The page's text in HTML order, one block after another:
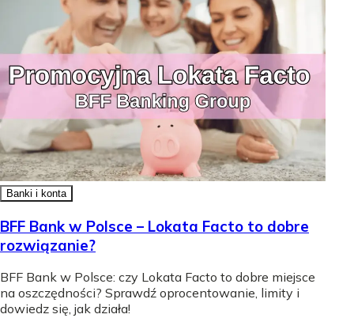
Banki i konta
BFF Bank w Polsce – Lokata Facto to dobre
rozwiązanie?
BFF Bank w Polsce: czy Lokata Facto to dobre miejsce
na oszczędności? Sprawdź oprocentowanie, limity i
dowiedz się, jak działa!